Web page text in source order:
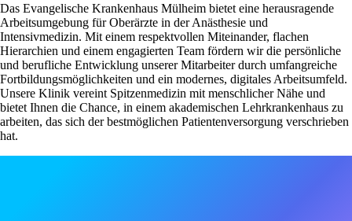
Das Evangelische Krankenhaus Mülheim bietet eine herausragende
Arbeitsumgebung für Oberärzte in der Anästhesie und
Intensivmedizin. Mit einem respektvollen Miteinander, flachen
Hierarchien und einem engagierten Team fördern wir die persönliche
und berufliche Entwicklung unserer Mitarbeiter durch umfangreiche
Fortbildungsmöglichkeiten und ein modernes, digitales Arbeitsumfeld.
Unsere Klinik vereint Spitzenmedizin mit menschlicher Nähe und
bietet Ihnen die Chance, in einem akademischen Lehrkrankenhaus zu
arbeiten, das sich der bestmöglichen Patientenversorgung verschrieben
hat.